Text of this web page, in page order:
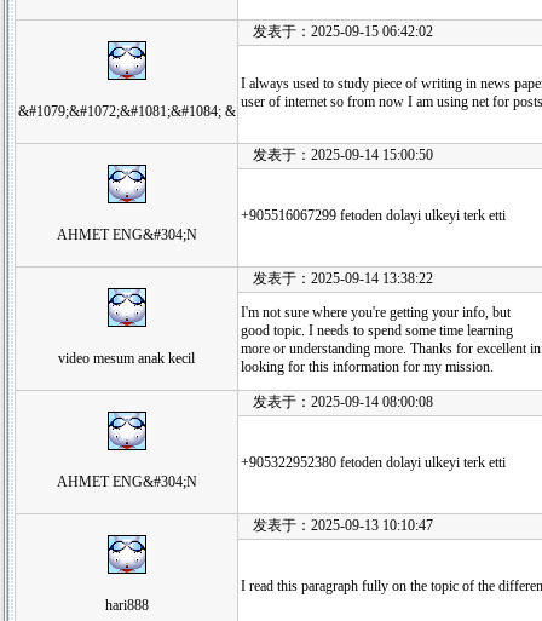
&#1079;&#1072;&#1081;&#1084; &
发表于：2025-09-15 06:42:02
I always used to study piece of writing in news
user of internet so from now I am using net for
AHMET ENG&#304;N
发表于：2025-09-14 15:00:50
+905516067299 fetoden dolayi ulkeyi terk etti
video mesum anak kecil
发表于：2025-09-14 13:38:22
I'm not sure where you're getting your info, but
good topic. I needs to spend some time learning
more or understanding more. Thanks for excellent
looking for this information for my mission.
AHMET ENG&#304;N
发表于：2025-09-14 08:00:08
+905322952380 fetoden dolayi ulkeyi terk etti
hari888
发表于：2025-09-13 10:10:47
I read this paragraph fully on the topic of the